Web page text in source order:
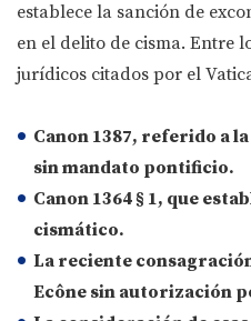
establece la sanción de
en el delito de cisma. Entre
jurídicos citados por el
Canon 1387, referido a
sin mandato pontificio.
Canon 1364 § 1, que
cismático.
La reciente
Ecône sin autorización